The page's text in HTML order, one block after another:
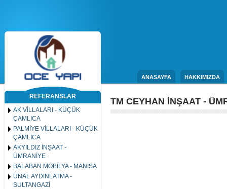
ANASAYFA HAKKIMIZDA
REFERANSLAR
AK VİLLALARI - KÜÇÜK
ÇAMLICA
PALMİYE VİLLALARI - KÜÇÜK
ÇAMLICA
AKYILDIZ İNŞAAT -
ÜMRANİYE
BALABAN MOBİLYA - MANİSA
ÜNAL AYDINLATMA -
SULTANGAZİ
TM CEYHAN İNŞAAT -